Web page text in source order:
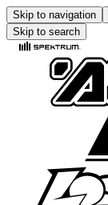
Skip to navigation
Skip to search